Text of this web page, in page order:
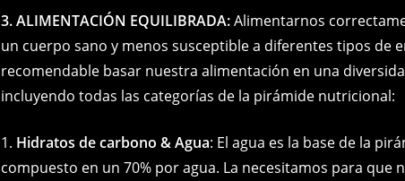
3. ALIMENTACIÓN EQUILIBRADA:Alimentarnos
un cuerpo sano y menos susceptible a diferentes tipos de
recomendable basar nuestra alimentación en una
incluyendo todas las categorías de la pirámide nutricional:
1. Hidratos de carbono &Agua: El agua es la base de la
compuesto en un 70% por agua. La necesitamos para que